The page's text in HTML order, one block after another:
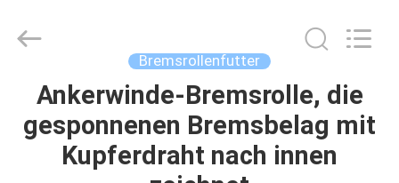
HAUS
PRODUKTE
Bremsrollenfutter
Ankerwinde-Bremsrolle, die
gesponnenen Bremsbelag mit
Kupferdraht nach innen